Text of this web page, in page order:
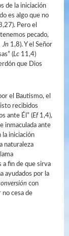
de la iniciación
es algo que no
Pero el
pecado,
Jn 1,8). Y el Señor
(Lc 11,4)
que Dios
el Bautismo, el
recibidos
ante Él” (Ef1,4),
inmaculada ante
la iniciación
naturaleza
a fin de que sirva
ayudados por la
con
no cesa de